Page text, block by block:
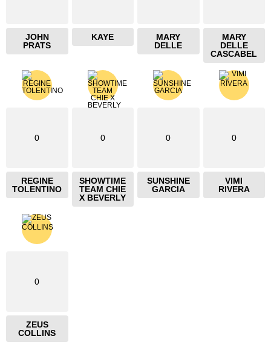
JOHN
PRATS
KAYE
MARY
DELLE
MARY
DELLE
CASCABEL
0
REGINE
TOLENTINO
0
SHOWTIME
TEAM CHIE
X BEVERLY
0
SUNSHINE
GARCIA
0
VIMI
RIVERA
0
ZEUS
COLLINS